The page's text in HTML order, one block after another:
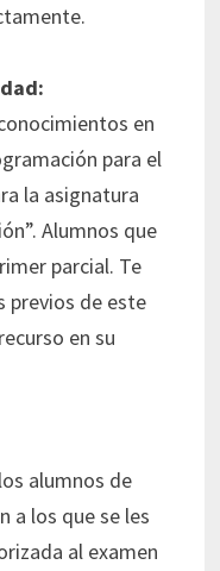
en
para el
la asignatura
Alumnos que
parcial. Te
previos de este
en su
alumnos de
a los que se les
al examen